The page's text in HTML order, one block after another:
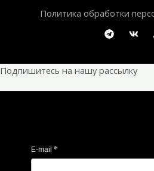
Политика обработки
Подпишитесь на нашу рассылку
E-mail *